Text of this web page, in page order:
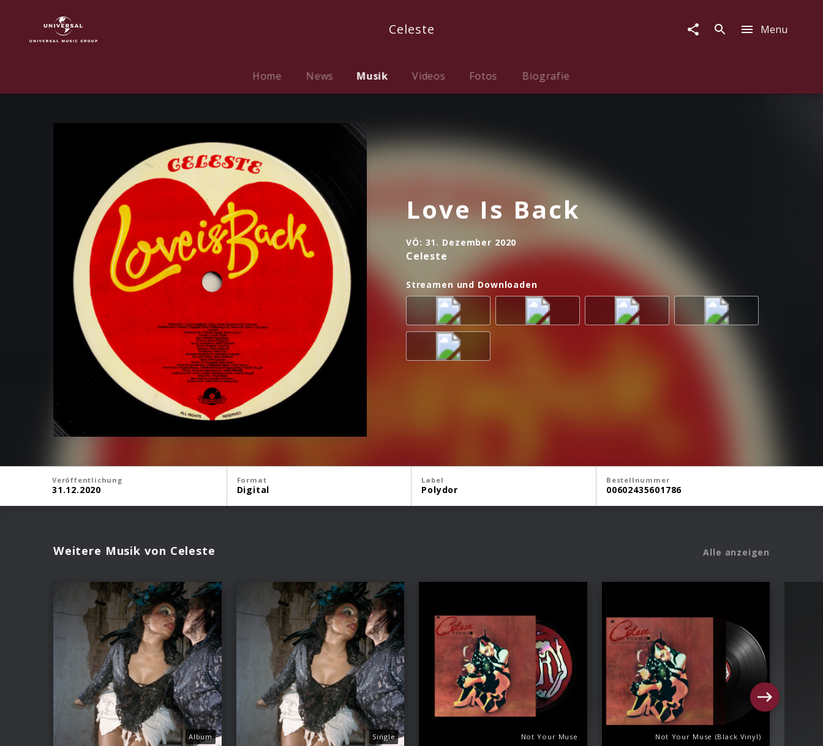
Musik
Back
Celeste Menu
Home News Musik Videos Fotos Biografie
Love Is Back
VÖ: 31. Dezember 2020
Celeste
Streamen und Downloaden
Veröffentlichung
31.12.2020
Format
Digital
Label
Polydor
Bestellnummer
00602435601786
Weitere Musik von Celeste Alle anzeigen
Album Single Not Your Muse Not Your Muse (Black Vinyl)